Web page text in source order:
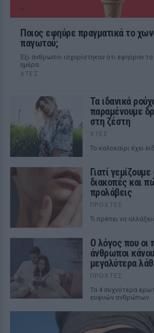
Ποιος εφηύρε πραγματικά το
παγωτού;
Έξι άνθρωποι ισχυρίστηκαν ότι εφηύραν το
ημέρα
ΧΤΕΣ
Τα ιδανικά
παραμένουμε
στη ζέστη
ΧΤΕΣ
To καλοκαίρι έχει
Γιατί
διακοπές και
προλάβεις
ΠΡΟΧΤΈΣ
Τι πρέπει να
Ο λόγος που οι
άνθρωποι
μεγαλύτερα
ΠΡΟΧΤΈΣ
Τα 4 συχνότερα
ευφυών ανθρώπων